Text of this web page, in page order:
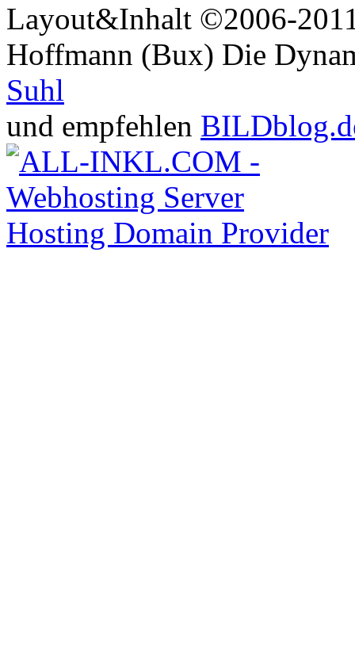
Layout&Inhalt ©2006-
Hoffmann (Bux) Die
Suhl
und empfehlen